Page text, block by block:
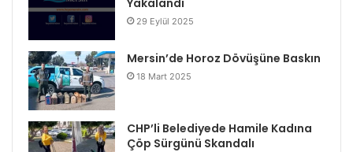
29 Eylül 2025
Mersin’de Horoz Dövüşüne Baskın
18 Mart 2025
CHP’li Belediyede Hamile Kadına
Çöp Sürgünü Skandalı